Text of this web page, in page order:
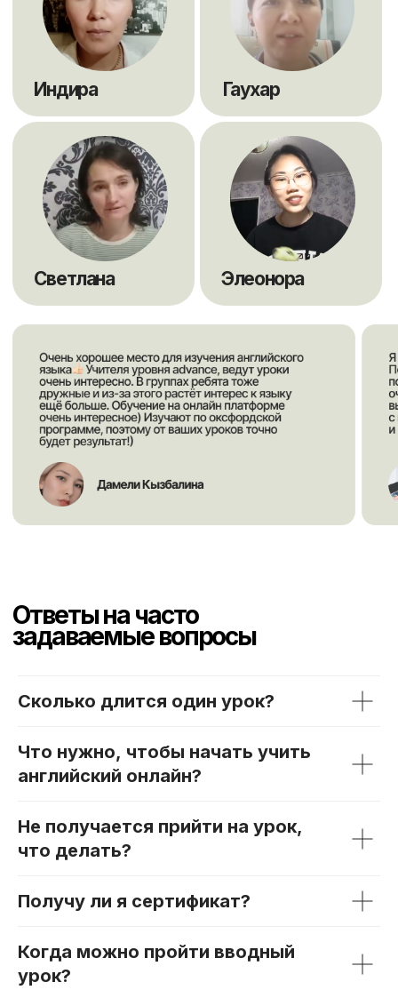
Сколько длится один урок?
Что нужно, чтобы начать учить
английский онлайн?
Не получается прийти на урок,
что делать?
Получу ли я сертификат?
Когда можно пройти вводный
урок?